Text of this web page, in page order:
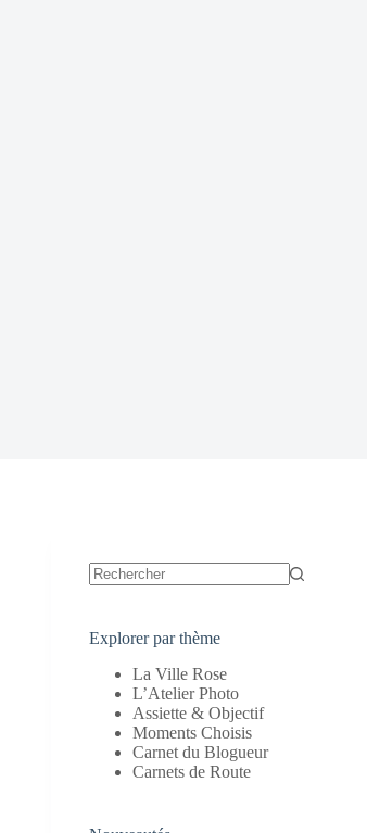
Explorer par thème
La Ville Rose
L’Atelier Photo
Assiette & Objectif
Moments Choisis
Carnet du Blogueur
Carnets de Route